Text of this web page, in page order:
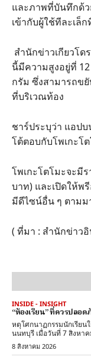
และภาพที่บันทึกด้ว
เข้ากับผู้ใช้ทีละเล็
สำนักข่าวเกียวโ
นี้มีความสูงอยู่ที่
กรัม ซึ่งสามารถข
ที่บริเวณท้อง
ชาร์ประบุว่า แอป
โต้ตอบกับโพเกะโ
โพเกะโตโมะจะมี
บาท) และเปิดให้พ
มีดีไซน์อื่น ๆ ตาม
( ที่มา : สำนักข่าว
INSIDE - INSIGHT
“ห้องเรียน” ที่ควรปล
หตุโศกนาฏกรรมนักเรีย
8 สิงหาคม 2026